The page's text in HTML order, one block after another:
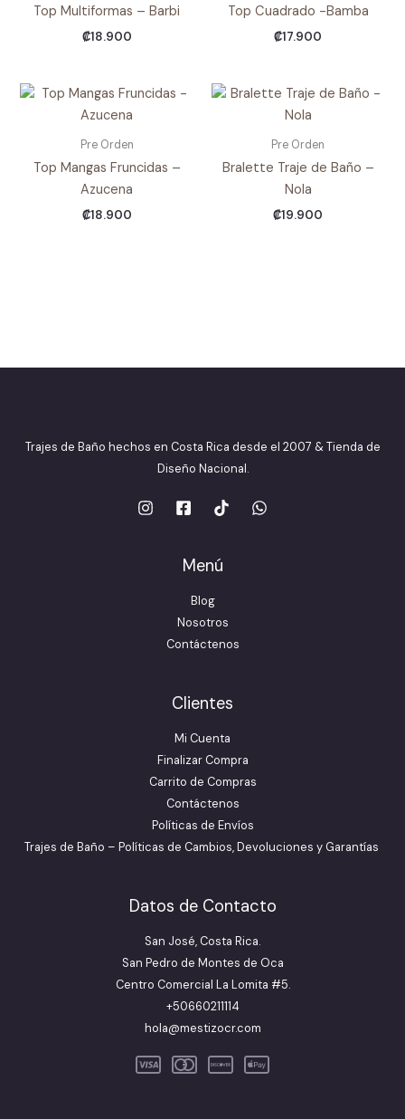
Top Multiformas – Barbi
₡18.900
Top Cuadrado -Bamba
₡17.900
Pre Orden
Top Mangas Fruncidas –
Azucena
₡18.900
Pre Orden
Bralette Traje de Baño –
Nola
₡19.900
Trajes de Baño hechos en Costa Rica desde el 2007 & Tienda de
Diseño Nacional.
Menú
Blog
Nosotros
Contáctenos
Clientes
Mi Cuenta
Finalizar Compra
Carrito de Compras
Contáctenos
Políticas de Envíos
Trajes de Baño – Políticas de Cambios, Devoluciones y Garantías
Datos de Contacto
San José, Costa Rica.
San Pedro de Montes de Oca
Centro Comercial La Lomita #5.
+50660211114
hola@mestizocr.com